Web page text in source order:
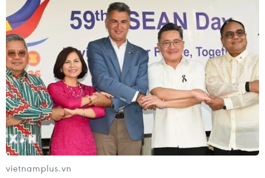
vietnamplus.vn